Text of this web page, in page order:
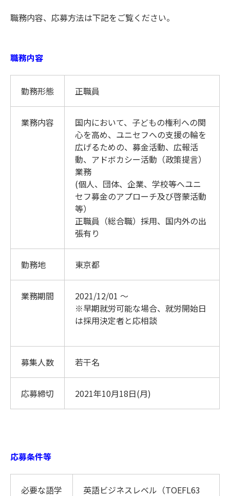
職務内容、応募方法は下記をご覧ください。
職務内容
勤務形態 正職員
業務内容
国内において、子どもの権利への関
心を高め、ユニセフへの支援の輪を
広げるための、募金活動、広報活
動、アドボカシー活動（政策提言）
業務
(個人、団体、企業、学校等へユニ
セフ募金のアプローチ及び啓蒙活動
等）
正職員（総合職）採用、国内外の出
張有り
勤務地 東京都
業務期間
2021/12/01 ～
※早期就労可能な場合、就労開始日
は採用決定者と応相談
募集人数 若干名
応募締切 2021年10月18日(月)
応募条件等
必要な語学 英語ビジネスレベル（TOEFL63